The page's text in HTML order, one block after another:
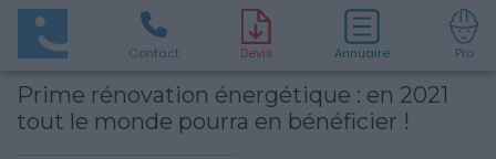
Contact Devis Annuaire Pro
Prime rénovation énergétique : en 2021
tout le monde pourra en bénéficier !